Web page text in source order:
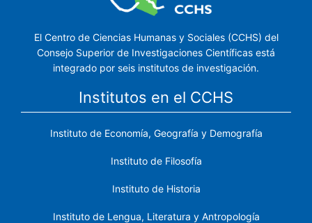
El Centro de Ciencias Humanas y Sociales (CCHS) del
Consejo Superior de Investigaciones Científicas está
integrado por seis institutos de investigación.
Institutos en el CCHS
Instituto de Economía, Geografía y Demografía
Instituto de Filosofía
Instituto de Historia
Instituto de Lengua, Literatura y Antropología